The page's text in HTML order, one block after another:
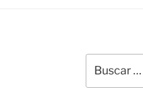
por: